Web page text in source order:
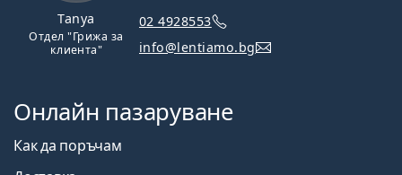
Tanya
Отдел "Грижа за
клиента"
02 4928553
info@lentiamo.bg
Онлайн пазаруване
Как да поръчам